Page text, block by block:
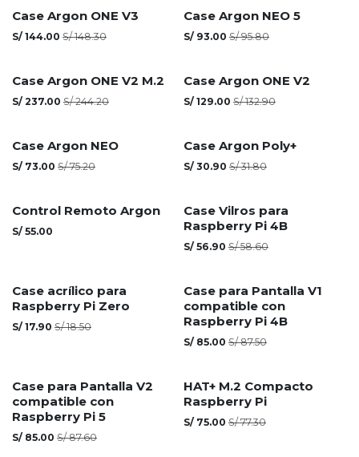
Agotado
Case Argon ONE V3
S/ 144.00 S/148.30
Case Argon NEO 5
S/ 93.00 S/95.80
Agotado
Case Argon ONE V2 M.2
S/ 237.00 S/244.20 Agotado
Case Argon ONE V2
S/ 129.00 S/132.90
Agotado
Case Argon NEO
S/ 73.00 S/75.20 Agotado
Case Argon Poly+
S/ 30.90 S/31.80
Agotado
Control Remoto Argon
S/ 55.00
Case Vilros para
Raspberry Pi 4B
S/ 56.90 S/58.60
Case acrílico para
Raspberry Pi Zero
S/ 17.90 S/18.50
Case para Pantalla V1
compatible con
Raspberry Pi 4B
S/ 85.00 S/87.50
Case para Pantalla V2
compatible con
Raspberry Pi 5
S/ 85.00 S/87.60
HAT+ M.2 Compacto
Raspberry Pi
S/ 75.00 S/77.30